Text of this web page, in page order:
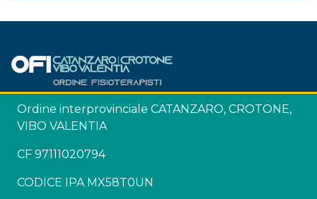
Ordine interprovinciale CATANZARO, CROTONE,
VIBO VALENTIA
CF 97111020794
CODICE IPA MX58T0UN